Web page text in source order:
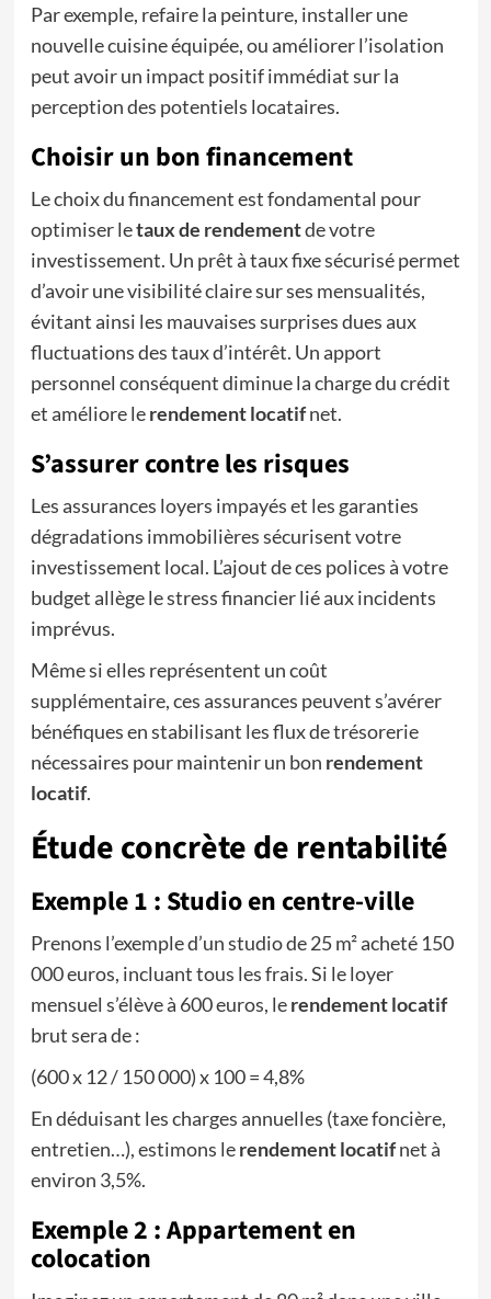
Par exemple, refaire la peinture, installer une
nouvelle cuisine équipée, ou améliorer l’isolation
peut avoir un impact positif immédiat sur la
perception des potentiels locataires.
Choisir un bon financement
Le choix du financement est fondamental pour
optimiser letaux de rendementde votre
investissement. Un prêt à taux fixe sécurisé permet
d’avoir une visibilité claire sur ses mensualités,
évitant ainsi les mauvaises surprises dues aux
fluctuations des taux d’intérêt. Un apport
personnel conséquent diminue la charge du crédit
et améliore lerendement locatifnet.
S’assurer contre les risques
Les assurances loyers impayés et les garanties
dégradations immobilières sécurisent votre
investissement local. L’ajout de ces polices à votre
budget allège le stress financier lié aux incidents
imprévus.
Même si elles représentent un coût
supplémentaire, ces assurances peuvent s’avérer
bénéfiques en stabilisant les flux de trésorerie
nécessaires pour maintenir un bon rendement
locatif.
Étude concrète de rentabilité
Exemple 1 : Studio en centre-ville
Prenons l’exemple d’un studio de 25 m² acheté 150
000 euros, incluant tous les frais. Si le loyer
mensuel s’élève à 600 euros, lerendement locatif
brut sera de :
(600 x 12 / 150 000) x 100 = 4,8%
En déduisant les charges annuelles (taxe foncière,
entretien…), estimons lerendement locatifnet à
environ 3,5%.
Exemple 2 : Appartement en
colocation